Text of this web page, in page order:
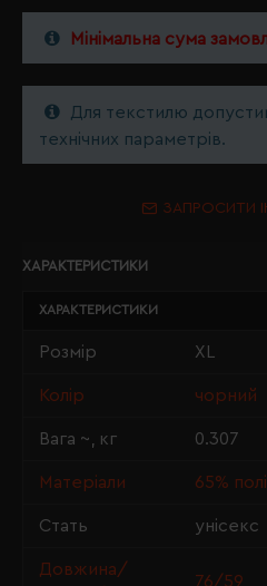
Мінімальна сума
Для текстилю
технічних параметрів.
ЗАПРОСИТИ
ХАРАКТЕРИСТИКИ
ХАРАКТЕРИСТИКИ
Розмір XL
Колір чорний
Вага ~, кг 0.307
Матеріали 65%
Стать унісекс
Довжина/
76/59